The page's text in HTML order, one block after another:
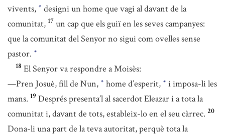
vivents, * designi un home que vagi al davant de la
comunitat, 17 un cap que els guiï en les seves campanyes:
que la comunitat del Senyor no sigui com ovelles sense
pastor. *
18 El Senyor va respondre a Moisès:
—Pren Josuè, fill de Nun, * home d’esperit, * i imposa-li les
mans. 19 Després presenta’l al sacerdot Eleazar i a tota la
comunitat i, davant de tots, estableix-lo en el seu càrrec. 20
Dona-li una part de la teva autoritat, perquè tota la